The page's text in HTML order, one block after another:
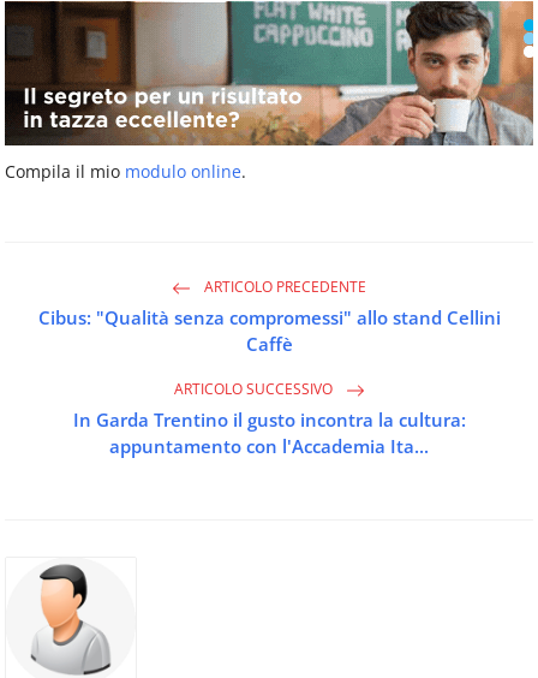
Compila il mio modulo online.
ARTICOLO PRECEDENTE
Cibus: "Qualità senza compromessi" allo stand Cellini
Caffè
ARTICOLO SUCCESSIVO
In Garda Trentino il gusto incontra la cultura:
appuntamento con l'Accademia Ita...